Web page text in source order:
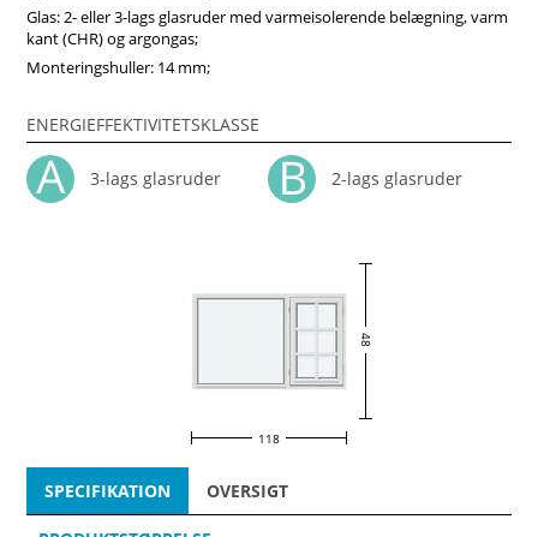
Glas: 2- eller 3-lags glasruder med varmeisolerende belægning, varm
kant (CHR) og argongas;
Monteringshuller: 14 mm;
ENERGIEFFEKTIVITETSKLASSE
3-lags glasruder 2-lags glasruder
48
118
SPECIFIKATION OVERSIGT